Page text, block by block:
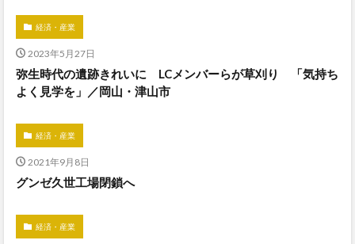
経済・産業
2023年5月27日
弥生時代の遺跡きれいに LCメンバーらが草刈り 「気持ち
よく見学を」／岡山・津山市
経済・産業
2021年9月8日
グンゼ久世工場閉鎖へ
経済・産業